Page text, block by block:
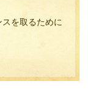
を取るために